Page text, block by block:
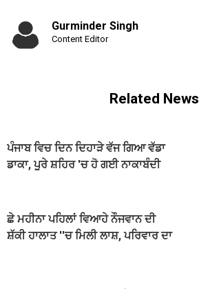
Gurminder Singh
Content Editor
Related News
ਪੰਜਾਬ ਵਿਚ ਦਿਨ ਦਿਹਾੜੇ ਵੱਜ ਗਿਆ ਵੱਡਾ
ਡਾਕਾ, ਪੂਰੇ ਸ਼ਹਿਰ 'ਚ ਹੋ ਗਈ ਨਾਕਾਬੰਦੀ
ਛੇ ਮਹੀਨਾ ਪਹਿਲਾਂ ਵਿਆਹੇ ਨੌਜਵਾਨ ਦੀ
ਸ਼ੱਕੀ ਹਾਲਾਤ ''ਚ ਮਿਲੀ ਲਾਸ਼, ਪਰਿਵਾਰ ਦਾ